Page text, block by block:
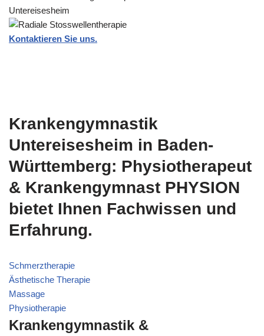
Kontaktieren Sie uns.
Krankengymnastik
Untereisesheim in Baden-
Württemberg: Physiotherapeut
& Krankengymnast PHYSION
bietet Ihnen Fachwissen und
Erfahrung.
Schmerztherapie
Ästhetische Therapie
Massage
Physiotherapie
Krankengymnastik &